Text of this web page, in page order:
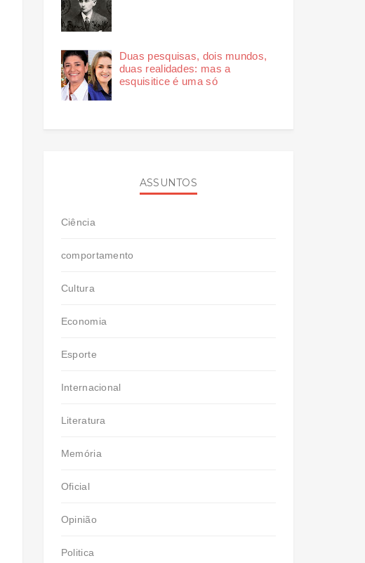
Duas pesquisas, dois mundos,
duas realidades: mas a
esquisitice é uma só
ASSUNTOS
Ciência
comportamento
Cultura
Economia
Esporte
Internacional
Literatura
Memória
Oficial
Opinião
Politica